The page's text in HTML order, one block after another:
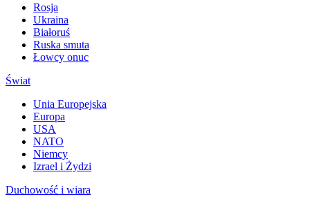
Rosja
Ukraina
Białoruś
Ruska smuta
Łowcy onuc
Świat
Unia Europejska
Europa
USA
NATO
Niemcy
Izrael i Żydzi
Duchowość i wiara